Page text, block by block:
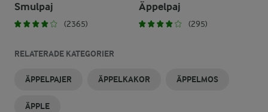
Smulpaj
(2365)
Äppelpaj
(295)
RELATERADE KATEGORIER
ÄPPELPAJER ÄPPELKAKOR ÄPPELMOS
ÄPPLE